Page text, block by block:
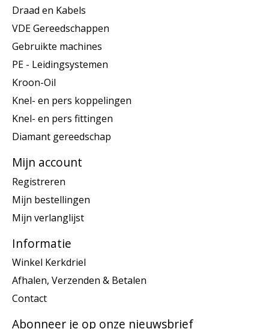
Draad en Kabels
VDE Gereedschappen
Gebruikte machines
PE - Leidingsystemen
Kroon-Oil
Knel- en pers koppelingen
Knel- en pers fittingen
Diamant gereedschap
Mijn account
Registreren
Mijn bestellingen
Mijn verlanglijst
Informatie
Winkel Kerkdriel
Afhalen, Verzenden & Betalen
Contact
Abonneer je op onze nieuwsbrief